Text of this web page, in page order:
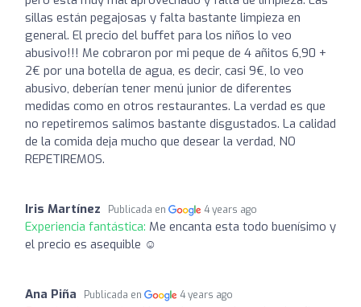
sillas están pegajosas y falta bastante limpieza en
general. El precio del buffet para los niños lo veo
abusivo!!! Me cobraron por mi peque de 4 añitos 6,90 +
2€ por una botella de agua, es decir, casi 9€, lo veo
abusivo, deberían tener menú junior de diferentes
medidas como en otros restaurantes. La verdad es que
no repetiremos salimos bastante disgustados. La calidad
de la comida deja mucho que desear la verdad, NO
REPETIREMOS.
Iris Martínez Publicada en 4 years ago
Experiencia fantástica: Me encanta esta todo buenísimo y
el precio es asequible ☺️
Ana Piña Publicada en 4 years ago